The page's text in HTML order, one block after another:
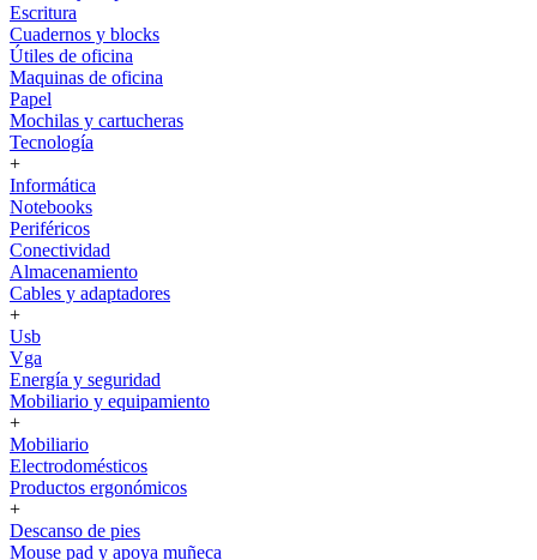
Escritura
Cuadernos y blocks
Útiles de oficina
Maquinas de oficina
Papel
Mochilas y cartucheras
Tecnología
+
Informática
Notebooks
Periféricos
Conectividad
Almacenamiento
Cables y adaptadores
+
Usb
Vga
Energía y seguridad
Mobiliario y equipamiento
+
Mobiliario
Electrodomésticos
Productos ergonómicos
+
Descanso de pies
Mouse pad y apoya muñeca